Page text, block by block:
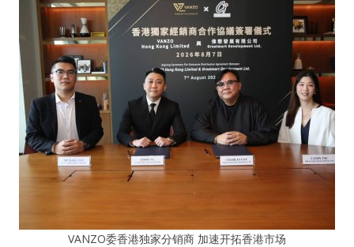
VANZO委香港独家分销商 加速开拓香港市场